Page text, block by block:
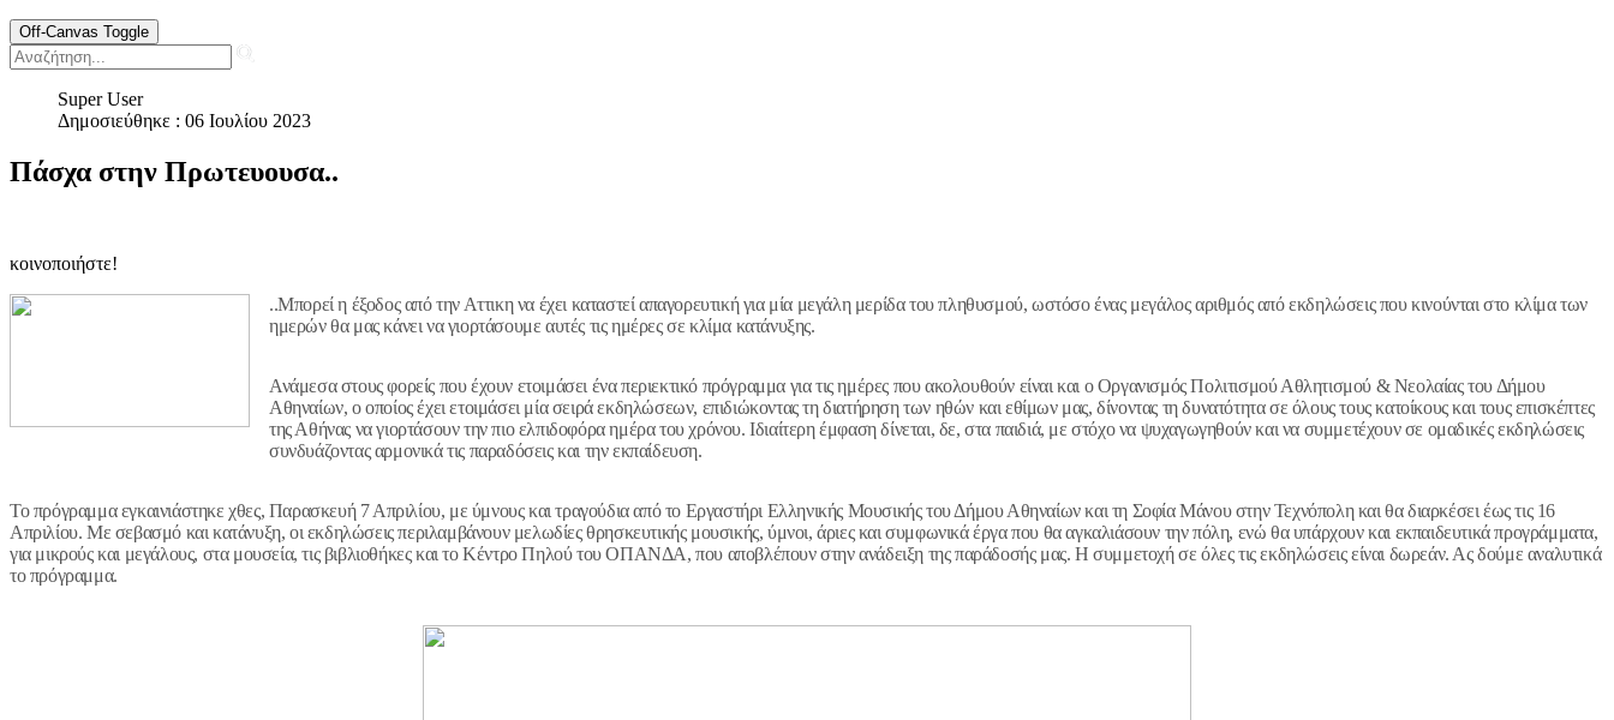
Off-Canvas Toggle
Super User
Δημοσιεύθηκε : 06 Ιουλίου 2023
Πάσχα στην Πρωτευουσα..
κοινοποιήστε!
..Μπορεί η έξοδος από την Αττικη να έχει καταστεί απαγορευτική για μία μεγάλη μερίδα του πληθυσμού, ωστόσο ένας μεγάλος αριθμός από εκδηλώσεις που κινούνται στο κλίμα των
ημερών θα μας κάνει να γιορτάσουμε αυτές τις ημέρες σε κλίμα κατάνυξης.
Ανάμεσα στους φορείς που έχουν ετοιμάσει ένα περιεκτικό πρόγραμμα για τις ημέρες που ακολουθούν είναι και ο Οργανισμός Πολιτισμού Αθλητισμού & Νεολαίας του Δήμου
Αθηναίων, ο οποίος έχει ετοιμάσει μία σειρά εκδηλώσεων, επιδιώκοντας τη διατήρηση των ηθών και εθίμων μας, δίνοντας τη δυνατότητα σε όλους τους κατοίκους και τους επισκέπτες
της Αθήνας να γιορτάσουν την πιο ελπιδοφόρα ημέρα του χρόνου. Ιδιαίτερη έμφαση δίνεται, δε, στα παιδιά, με στόχο να ψυχαγωγηθούν και να συμμετέχουν σε ομαδικές εκδηλώσεις
συνδυάζοντας αρμονικά τις παραδόσεις και την εκπαίδευση.
Το πρόγραμμα εγκαινιάστηκε χθες, Παρασκευή 7 Απριλίου, με ύμνους και τραγούδια από το Εργαστήρι Ελληνικής Μουσικής του Δήμου Αθηναίων και τη Σοφία Μάνου στην Τεχνόπολη και θα διαρκέσει έως τις 16
Απριλίου. Με σεβασμό και κατάνυξη, οι εκδηλώσεις περιλαμβάνουν μελωδίες θρησκευτικής μουσικής, ύμνοι, άριες και συμφωνικά έργα που θα αγκαλιάσουν την πόλη, ενώ θα υπάρχουν και εκπαιδευτικά προγράμματα,
για μικρούς και μεγάλους, στα μουσεία, τις βιβλιοθήκες και το Κέντρο Πηλού του ΟΠΑΝΔΑ, που αποβλέπουν στην ανάδειξη της παράδοσής μας. Η συμμετοχή σε όλες τις εκδηλώσεις είναι δωρεάν. Ας δούμε αναλυτικά
το πρόγραμμα.